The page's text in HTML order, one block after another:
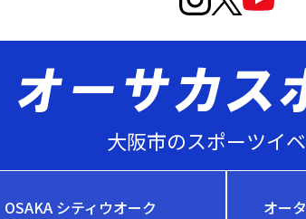
大阪市のスポーツイ
OSAKA シティウオーク オー